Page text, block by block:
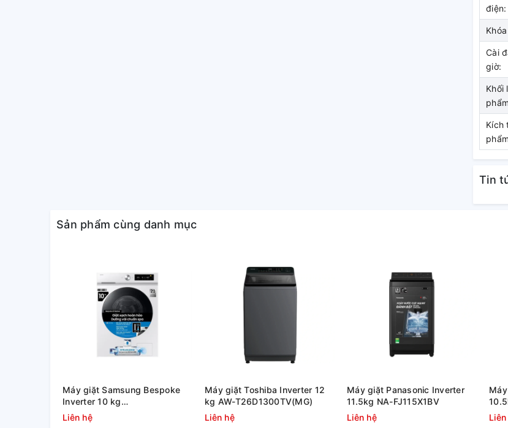
Nâng cao hiệu quả giặt sạch cùng mâm giặt kép Twin
điện:
Cài
giờ:
Khối
Kích
Tin
Sản phẩm cùng danh mục
Máy giặt Samsung Bespoke
Inverter 10 kg
WW10DB7U34GWSV
Liên hệ
Máy giặt Toshiba Inverter 12
kg AW-T26D1300TV(MG)
Liên hệ
Máy giặt Panasonic Inverter
11.5kg NA-FJ115X1BV
Liên hệ